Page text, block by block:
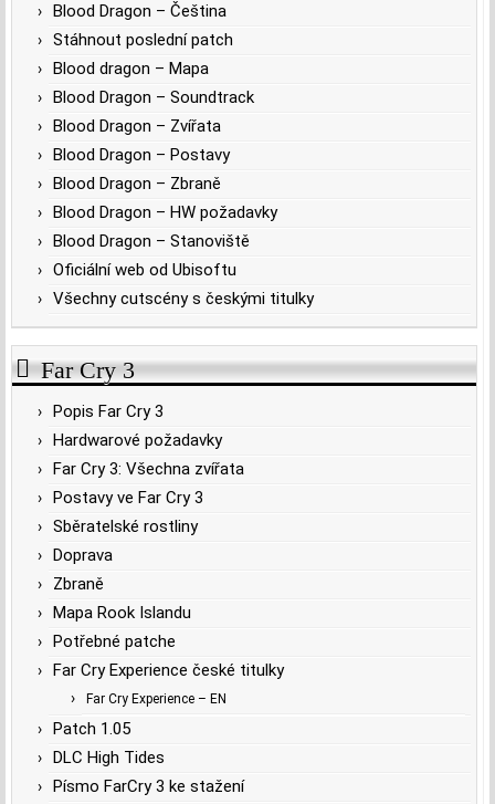
Blood Dragon – Čeština
Stáhnout poslední patch
Blood dragon – Mapa
Blood Dragon – Soundtrack
Blood Dragon – Zvířata
Blood Dragon – Postavy
Blood Dragon – Zbraně
Blood Dragon – HW požadavky
Blood Dragon – Stanoviště
Oficiální web od Ubisoftu
Všechny cutscény s českými titulky
Far Cry 3
Popis Far Cry 3
Hardwarové požadavky
Far Cry 3: Všechna zvířata
Postavy ve Far Cry 3
Sběratelské rostliny
Doprava
Zbraně
Mapa Rook Islandu
Potřebné patche
Far Cry Experience české titulky
Far Cry Experience – EN
Patch 1.05
DLC High Tides
Písmo FarCry 3 ke stažení